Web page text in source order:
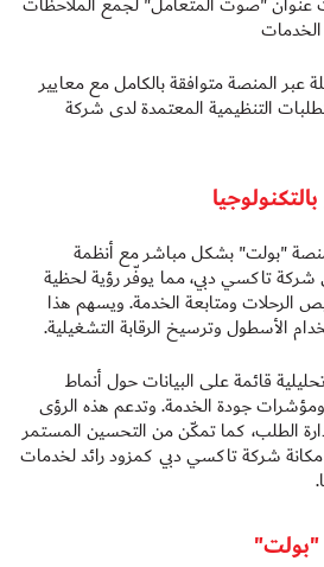
الخدمات
عبر المنصة متوافقة بالكامل مع معايير
التنظيمية المعتمدة لدى شركة
منصة "بولت" بشكل مباشر مع أنظمة
تاكسي دبي، مما يوفّر رؤية لحظية
الرحلات ومتابعة الخدمة. ويسهم هذا
الأسطول وترسيخ الرقابة التشغيلية.
قائمة على البيانات حول أنماط
جودة الخدمة. وتدعم هذه الرؤى
الطلب، كما تمكّن من التحسين المستمر
مكانة شركة تاكسي دبي كمزود رائد لخدمات